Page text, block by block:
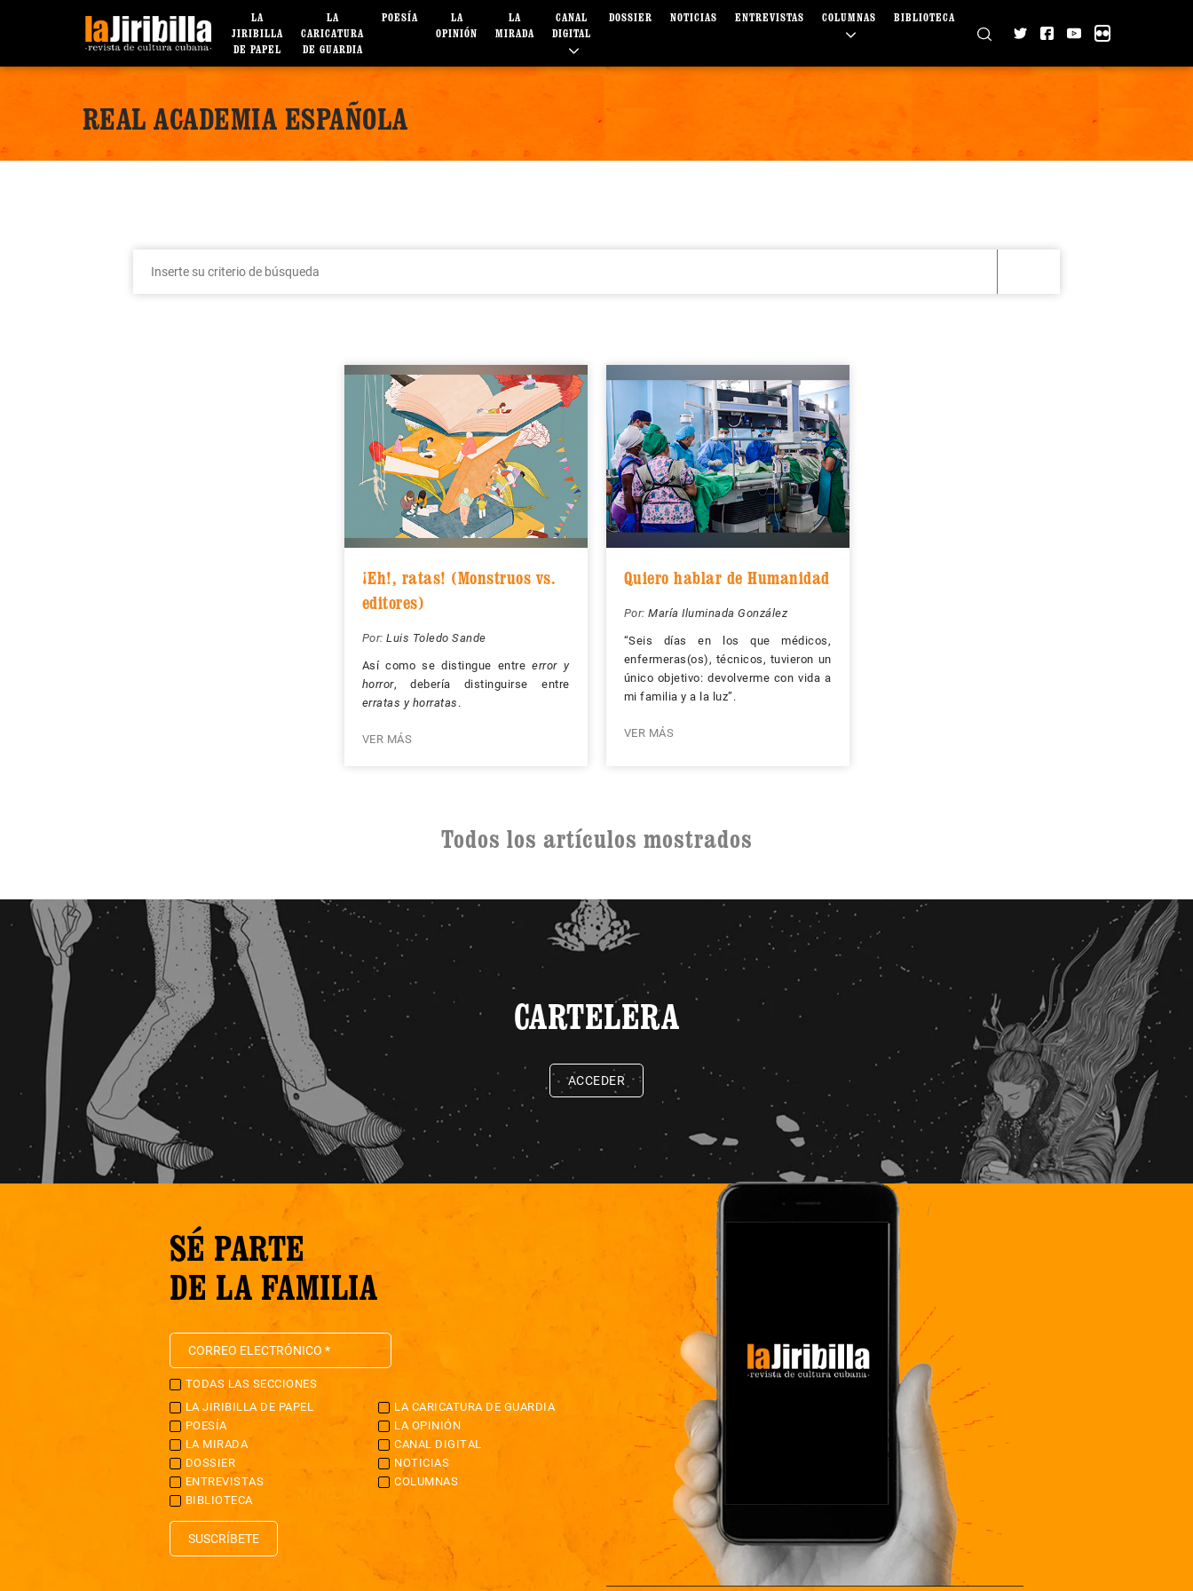
LA
JIRIBILLA
DE PAPEL
LA
CARICATURA
DE GUARDIA
POESÍA
LA
OPINIÓN
LA
MIRADA
CANAL
DIGITAL
DOSSIER NOTICIAS ENTREVISTAS COLUMNAS BIBLIOTECA
REAL ACADEMIA ESPAÑOLA
¡Eh!, ratas! (Monstruos vs.
editores)
Por: Luis Toledo Sande
Así como se distingue entreerror y
horror, debería distinguirse entre
erratas y horratas .
VER MÁS
Quiero hablar de Humanidad
Por: María Iluminada González
“Seis días en los que médicos,
enfermeras(os), técnicos, tuvieron un
único objetivo: devolverme con vida a
mi familia y a la luz”.
VER MÁS
Todos los artículos mostrados
CARTELERA
ACCEDER
SÉ PARTE
DE LA FAMILIA
TODAS LAS SECCIONES
LA JIRIBILLA DE PAPEL
LA CARICATURA DE GUARDIA
POESÍA
LA OPINIÓN
LA MIRADA
CANAL DIGITAL
DOSSIER
NOTICIAS
ENTREVISTAS
COLUMNAS
BIBLIOTECA
SUSCRÍBETE